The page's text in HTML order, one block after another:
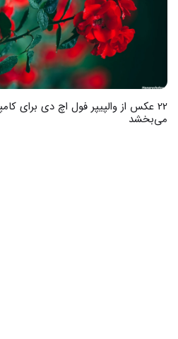
22 عکس از والپیپر فول اچ دی برای
می‌بخشد